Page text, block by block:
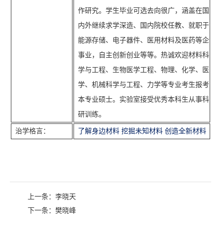
作研究。学生毕业可选去向很广，涵盖在国
内外继续求学深造、国内院校任教、就职于
能源存储、电子器件、医用材料及医药等企
事业，自主创新创业等等。热诚欢迎材料科
学与工程、生物医学工程、物理、化学、医
学、机械科学与工程、力学等专业考生报考
本专业硕士。实验室接受优秀本科生从事科
研训练。
治学格言： 了解身边材料 挖掘未知材料 创造全新材料
上一条： 李晓天
下一条： 樊晓峰